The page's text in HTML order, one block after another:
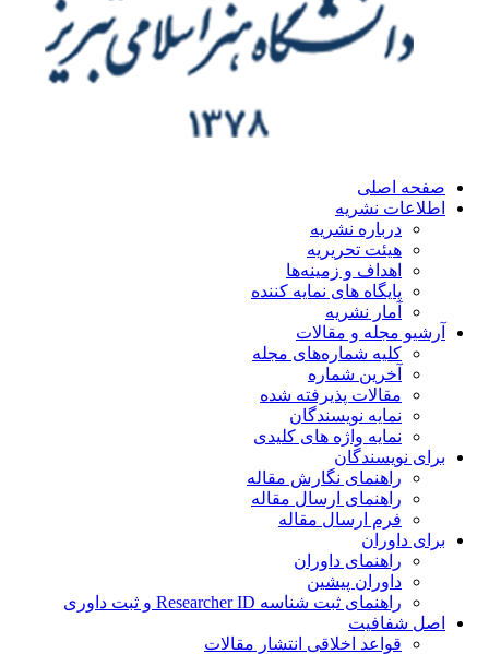
اصلی
نشریه
درباره نشریه
هیئت تحریریه
اهداف و زمینه‌ها
پایگاه های نمایه کننده
آمار نشریه
مجله و مقالات
کلیه شماره‌های مجله
آخرین شماره
مقالات پذیرفته شده
نمایه نویسندگان
نمایه واژه های کلیدی
نویسندگان
راهنمای نگارش مقاله
راهنمای ارسال مقاله
فرم ارسال مقاله
داوران
راهنمای داوران
داوران پیشین
راهنمای ثبت شناسه Researcher ID و ثبت داوری
شفافیت
قواعد اخلاقی انتشار مقالات